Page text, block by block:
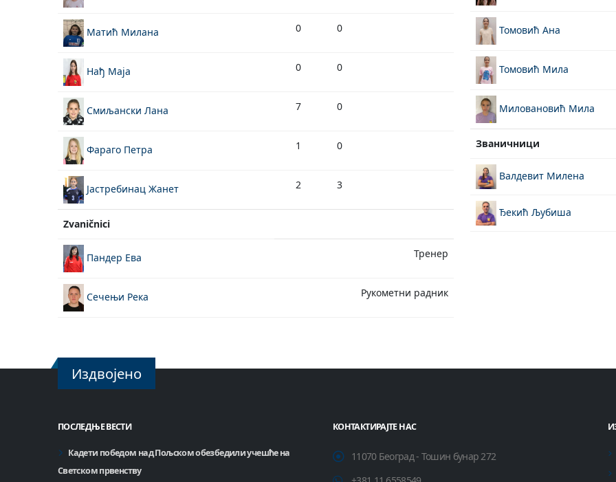
Матић Милана 0 0
Нађ Маја 0 0
Смиљански Лана 7 0
Фараго Петра 1 0
Јастребинац Жанет 2 3
Zvaničnici
Пандер Ева Тренер
Сечењи Река Рукометни радник
Томовић Ана
Томовић Мила
Миловановић Мила
Званичници
Валдевит Милена
Ђекић Љубиша
Издвојено
ПОСЛЕДЊЕ ВЕСТИ
Кадети победом над Пољском обезбедили учешће на
Светском првенству
КОНТАКТИРАЈТЕ НАС
11070 Београд - Тошин бунар 272